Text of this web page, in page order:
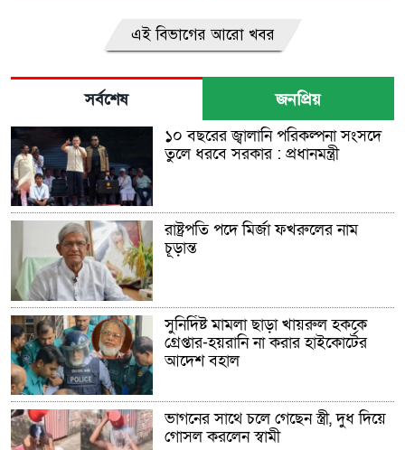
এই বিভাগের আরো খবর
সর্বশেষ জনপ্রিয়
১০ বছরের জ্বালানি পরিকল্পনা সংসদে
তুলে ধরবে সরকার : প্রধানমন্ত্রী
রাষ্ট্রপতি পদে মির্জা ফখরুলের নাম
চূড়ান্ত
সুনির্দিষ্ট মামলা ছাড়া খায়রুল হককে
গ্রেপ্তার-হয়রানি না করার হাইকোর্টের
আদেশ বহাল
ভাগনের সাথে চলে গেছেন স্ত্রী, দুধ দিয়ে
গোসল করলেন স্বামী